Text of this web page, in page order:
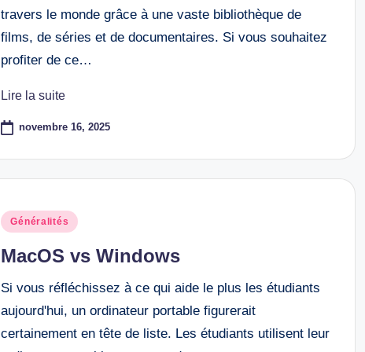
travers le monde grâce à une vaste bibliothèque de
films, de séries et de documentaires. Si vous souhaitez
profiter de ce…
Lire la suite
novembre 16, 2025
Posted
Généralités
MacOS vs Windows
Si vous réfléchissez à ce qui aide le plus les étudiants
aujourd'hui, un ordinateur portable figurerait
certainement en tête de liste. Les étudiants utilisent leur